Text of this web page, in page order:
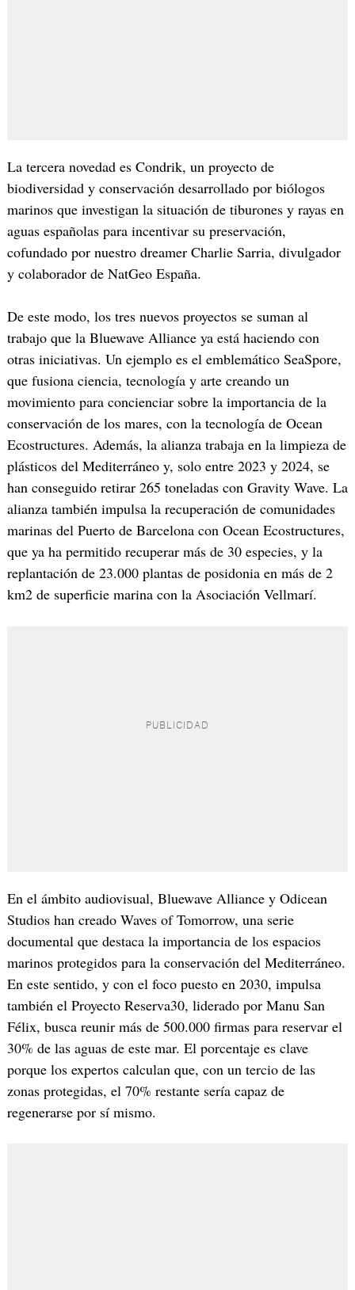
La tercera novedad es Condrik, un proyecto de
biodiversidad y conservación desarrollado por biólogos
marinos que investigan la situación de tiburones y rayas en
aguas españolas para incentivar su preservación,
cofundado por nuestro dreamer Charlie Sarria, divulgador
y colaborador de NatGeo España.
De este modo, los tres nuevos proyectos se suman al
trabajo que la Bluewave Alliance ya está haciendo con
otras iniciativas. Un ejemplo es el emblemático SeaSpore,
que fusiona ciencia, tecnología y arte creando un
movimiento para concienciar sobre la importancia de la
conservación de los mares, con la tecnología de Ocean
Ecostructures. Además, la alianza trabaja en la limpieza de
plásticos del Mediterráneo y, solo entre 2023 y 2024, se
han conseguido retirar 265 toneladas con Gravity Wave. La
alianza también impulsa la recuperación de comunidades
marinas del Puerto de Barcelona con Ocean Ecostructures,
que ya ha permitido recuperar más de 30 especies, y la
replantación de 23.000 plantas de posidonia en más de 2
km2 de superficie marina con la Asociación Vellmarí.
En el ámbito audiovisual, Bluewave Alliance y Odicean
Studios han creado Waves of Tomorrow, una serie
documental que destaca la importancia de los espacios
marinos protegidos para la conservación del Mediterráneo.
En este sentido, y con el foco puesto en 2030, impulsa
también el Proyecto Reserva30, liderado por Manu San
Félix, busca reunir más de 500.000 firmas para reservar el
30% de las aguas de este mar. El porcentaje es clave
porque los expertos calculan que, con un tercio de las
zonas protegidas, el 70% restante sería capaz de
regenerarse por sí mismo.